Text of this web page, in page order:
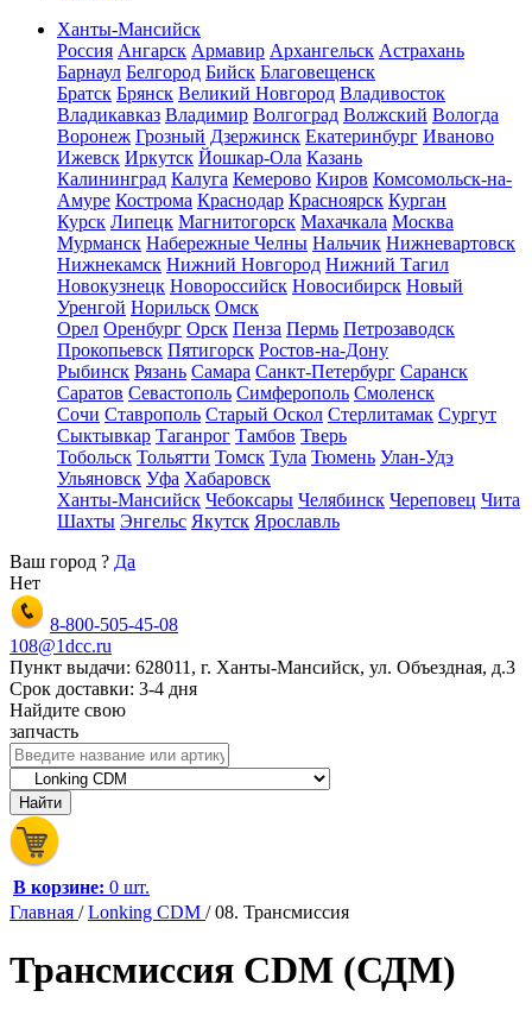
Ханты-Мансийск
Россия Ангарск Армавир Архангельск Астрахань
Барнаул Белгород Бийск Благовещенск
Братск Брянск Великий Новгород Владивосток
Владикавказ Владимир Волгоград Волжский Вологда
Воронеж Грозный Дзержинск Екатеринбург Иваново
Ижевск Иркутск Йошкар-Ола Казань
Калининград Калуга Кемерово Киров Комсомольск-на-
Амуре Кострома Краснодар Красноярск Курган
Курск Липецк Магнитогорск Махачкала Москва
Мурманск Набережные Челны Нальчик Нижневартовск
Нижнекамск Нижний Новгород Нижний Тагил
Новокузнецк Новороссийск Новосибирск Новый
Уренгой Норильск Омск
Орел Оренбург Орск Пенза Пермь Петрозаводск
Прокопьевск Пятигорск Ростов-на-Дону
Рыбинск Рязань Самара Санкт-Петербург Саранск
Саратов Севастополь Симферополь Смоленск
Сочи Ставрополь Старый Оскол Стерлитамак Сургут
Сыктывкар Таганрог Тамбов Тверь
Тобольск Тольятти Томск Тула Тюмень Улан-Удэ
Ульяновск Уфа Хабаровск
Ханты-Мансийск Чебоксары Челябинск Череповец Чита
Шахты Энгельс Якутск Ярославль
Ваш город ? Да
Нет
8-800-505-45-08
108@1dcc.ru
Пункт выдачи: 628011, г. Ханты-Мансийск, ул. Объездная, д.3
Срок доставки: 3-4 дня
Найдите свою
запчасть
В корзине: 0 шт.
Главная /Lonking CDM /08. Трансмиссия
Трансмиссия CDM (СДМ)